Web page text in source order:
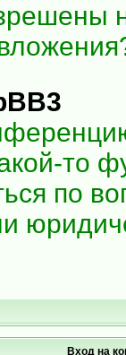
то
по
Вход на